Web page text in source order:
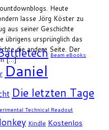
Heute
lasse Jörg Köster zu
aus seiner Geschichte
übrigens ursprünglich das
die andere Seite. Der
[…]
Beam eBooks
Daniel
Die letzten Tage
Technical Readout
Kindle Kostenlos